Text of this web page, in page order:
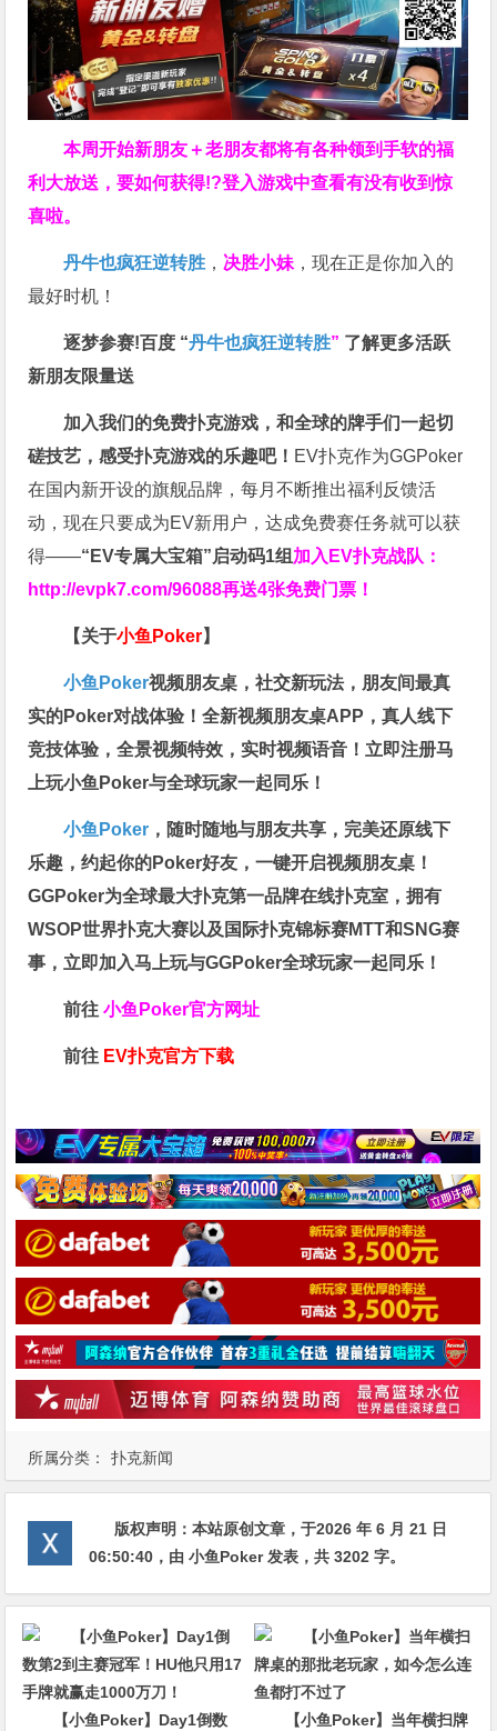
所属分类： 扑克新闻
本周开始新朋友＋老朋友都将有各种领到手软的福
利大放送，要如何获得!?登入游戏中查看有没有收到惊
喜啦。
丹牛也疯狂逆转胜 ， 决胜小妹 ，现在正是你加入的
最好时机！
逐梦参赛!百度 “丹牛也疯狂逆转胜” 了解更多活跃
新朋友限量送
加入我们的免费扑克游戏，和全球的牌手们一起切
磋技艺，感受扑克游戏的乐趣吧！ EV扑克作为GGPoker
在国内新开设的旗舰品牌，每月不断推出福利反馈活
动，现在只要成为EV新用户，达成免费赛任务就可以获
得——“EV专属大宝箱”启动码1组 加入EV扑克战队：
http://evpk7.com/96088再送4张免费门票！
【关于小鱼Poker】
小鱼Poker视频朋友桌，社交新玩法，朋友间最真
实的Poker对战体验！全新视频朋友桌APP，真人线下
竞技体验，全景视频特效，实时视频语音！立即注册马
上玩小鱼Poker与全球玩家一起同乐！
小鱼Poker ，随时随地与朋友共享，完美还原线下
乐趣，约起你的Poker好友，一键开启视频朋友桌！
GGPoker为全球最大扑克第一品牌在线扑克室，拥有
WSOP世界扑克大赛以及国际扑克锦标赛MTT和SNG赛
事，立即加入马上玩与GGPoker全球玩家一起同乐！
前往小鱼Poker官方网址
前往 EV扑克官方下载
版权声明：本站原创文章，于2026 年 6 月 21 日
06:50:40 ，由小鱼Poker发表，共 3202 字。
【小鱼Poker】Day1倒数
【小鱼Poker】当年横扫牌